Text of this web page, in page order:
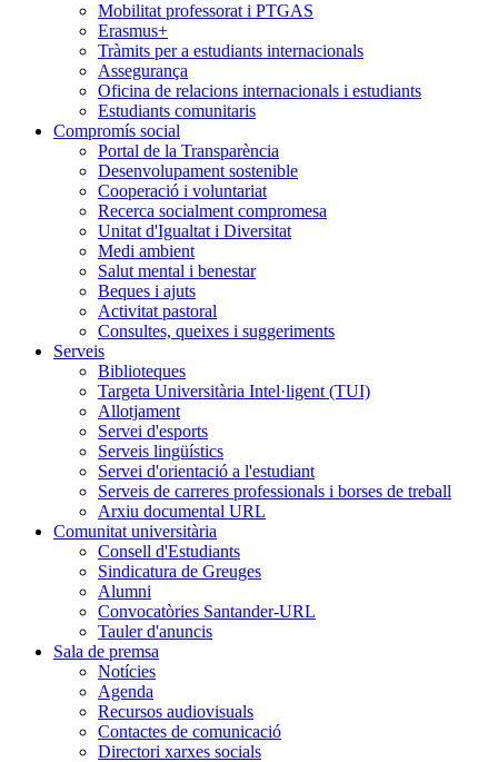
Mobilitat professorat i PTGAS
Erasmus+
Tràmits per a estudiants internacionals
Assegurança
Oficina de relacions internacionals i estudiants
Estudiants comunitaris
Compromís social
Portal de la Transparència
Desenvolupament sostenible
Cooperació i voluntariat
Recerca socialment compromesa
Unitat d'Igualtat i Diversitat
Medi ambient
Salut mental i benestar
Beques i ajuts
Activitat pastoral
Consultes, queixes i suggeriments
Serveis
Biblioteques
Targeta Universitària Intel·ligent (TUI)
Allotjament
Servei d'esports
Serveis lingüístics
Servei d'orientació a l'estudiant
Serveis de carreres professionals i borses de treball
Arxiu documental URL
Comunitat universitària
Consell d'Estudiants
Sindicatura de Greuges
Alumni
Convocatòries Santander-URL
Tauler d'anuncis
Sala de premsa
Notícies
Agenda
Recursos audiovisuals
Contactes de comunicació
Directori xarxes socials